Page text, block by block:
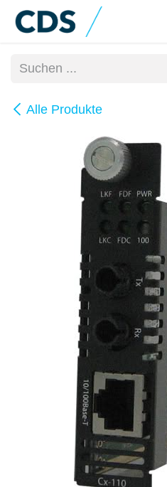
Zum Inhalt springen
Alle Produkte